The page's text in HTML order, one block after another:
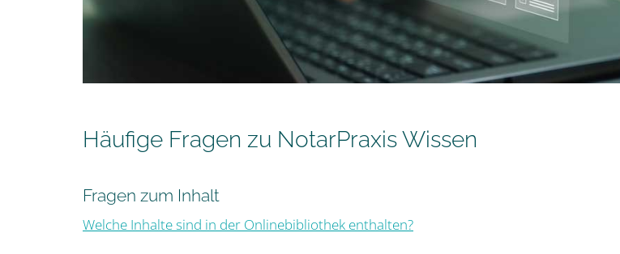
Häufige Fragen zu NotarPraxis Wissen
Fragen zum Inhalt
Welche Inhalte sind in der Onlinebibliothek enthalten?